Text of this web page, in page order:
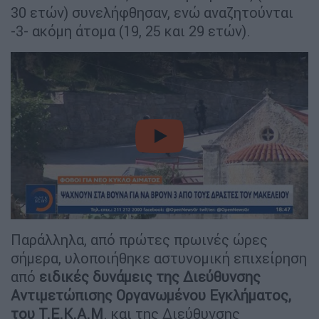
30 ετών) συνελήφθησαν, ενώ αναζητούνται
-3- ακόμη άτομα (19, 25 και 29 ετών).
video
Παράλληλα, από πρώτες πρωινές ώρες
σήμερα, υλοποιήθηκε αστυνομική επιχείρηση
από ειδικές δυνάμεις της Διεύθυνσης
Αντιμετώπισης Οργανωμένου Εγκλήματος,
του Τ.Ε.Κ.Α.Μ . και της Διεύθυνσης